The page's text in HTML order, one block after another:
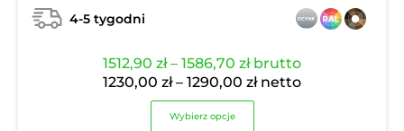
4-5 tygodni
1512,90 zł – 1586,70 złZakres
cen:
od
brutto
1230,00 zł – 1290,00 złZakres
netto
Wybierz opcje